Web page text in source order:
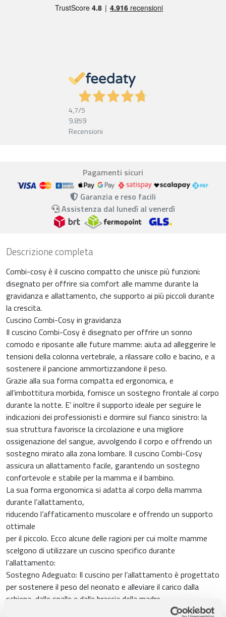
4,7/5
9.859
Recensioni
Pagamenti sicuri
Garanzia e reso facili
Assistenza dal lunedì al venerdì
Descrizione completa
Combi-cosy è il cuscino compatto che unisce più funzioni:
disegnato per offrire sia comfort alle mamme durante la
gravidanza e allattamento, che supporto ai più piccoli durante
la crescita.
Cuscino Combi-Cosy in gravidanza
Il cuscino Combi-Cosy è disegnato per offrire un sonno
comodo e riposante alle future mamme: aiuta ad alleggerire le
tensioni della colonna vertebrale, a rilassare collo e bacino, e a
sostenere il pancione ammortizzandone il peso.
Grazie alla sua forma compatta ed ergonomica, e
all’imbottitura morbida, fornisce un sostegno frontale al corpo
durante la notte. E’ inoltre il supporto ideale per seguire le
indicazioni dei professionisti e dormire sul fianco sinistro: la
sua struttura favorisce la circolazione e una migliore
ossigenazione del sangue, avvolgendo il corpo e offrendo un
sostegno mirato alla zona lombare. Il cuscino Combi-Cosy
assicura un allattamento facile, garantendo un sostegno
confortevole e stabile per la mamma e il bambino.
La sua forma ergonomica si adatta al corpo della mamma
durante l’allattamento,
riducendo l’affaticamento muscolare e offrendo un supporto
ottimale
per il piccolo. Ecco alcune delle ragioni per cui molte mamme
scelgono di utilizzare un cuscino specifico durante
l’allattamento:
Sostegno Adeguato: Il cuscino per l’allattamento è progettato
per sostenere il peso del neonato e alleviare il carico dalla
schiena, dalle spalle e dalle braccia della madre.
Miglior Contatto Visivo: Posizionando il neonato su un cuscino